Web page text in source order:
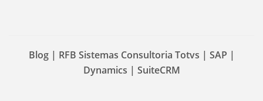
Blog | RFB Sistemas Consultoria Totvs | SAP |
Dynamics | SuiteCRM